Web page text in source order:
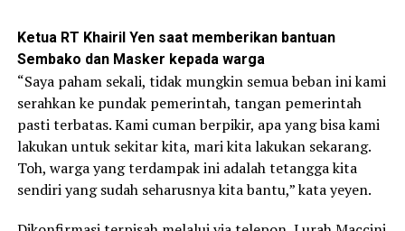
Ketua RT Khairil Yen saat memberikan bantuan
Sembako dan Masker kepada warga
“Saya paham sekali, tidak mungkin semua beban ini kami
serahkan ke pundak pemerintah, tangan pemerintah
pasti terbatas. Kami cuman berpikir, apa yang bisa kami
lakukan untuk sekitar kita, mari kita lakukan sekarang.
Toh, warga yang terdampak ini adalah tetangga kita
sendiri yang sudah seharusnya kita bantu,” kata yeyen.